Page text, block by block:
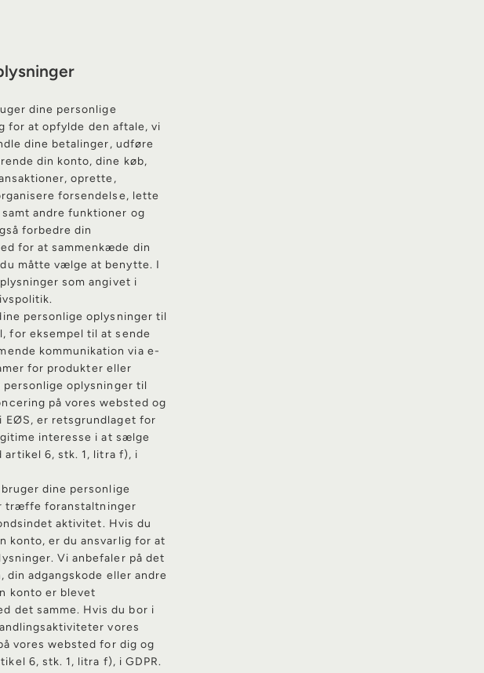
dine personlige
for at opfylde den aftale, vi
dine betalinger, udføre
din konto, dine køb,
oprette,
forsendelse, lette
andre funktioner og
forbedre din
for at sammenkæde din
måtte vælge at benytte. I
som angivet i
personlige oplysninger til
for eksempel til at sende
kommunikation via e-
for produkter eller
oplysninger til
på vores websted og
EØS, er retsgrundlaget for
interesse i at sælge
artikel 6, stk. 1, litra f), i
dine personlige
træffe foranstaltninger
aktivitet. Hvis du
konto, er du ansvarlig for at
Vi anbefaler på det
adgangskode eller andre
konto er blevet
det samme. Hvis du bor i
vores
vores websted for dig og
6, stk. 1, litra f), i GDPR.